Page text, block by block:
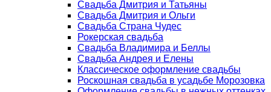
Свадьба Дмитрия и Татьяны
Свадьба Дмитрия и Ольги
Свадьба Страна Чудес
Рокерская свадьба
Свадьба Владимира и Беллы
Свадьба Андрея и Елены
Классическое оформление свадьбы
Роскошная свадьба в усадьбе Морозовка